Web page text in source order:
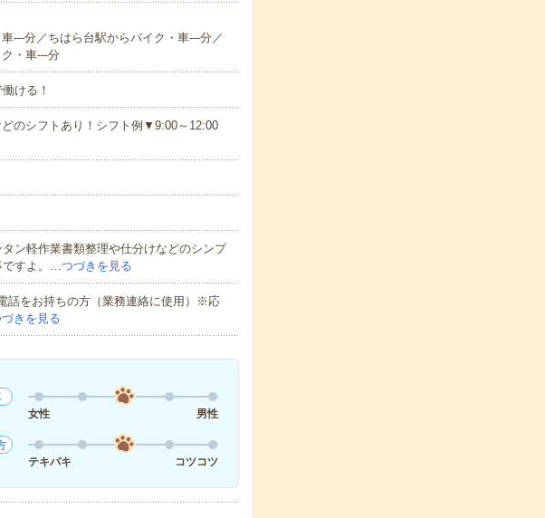
---分／ちはら台駅からバイク・車---分／
・車---分
ける！
どのシフトあり！シフト例▼9:00～12:00
ン軽作業書類整理や仕分けなどのシンプ
ですよ。…つづきを見る
をお持ちの方（業務連絡に使用）※応
きを見る
女性
男性
テキパキ
コツコツ